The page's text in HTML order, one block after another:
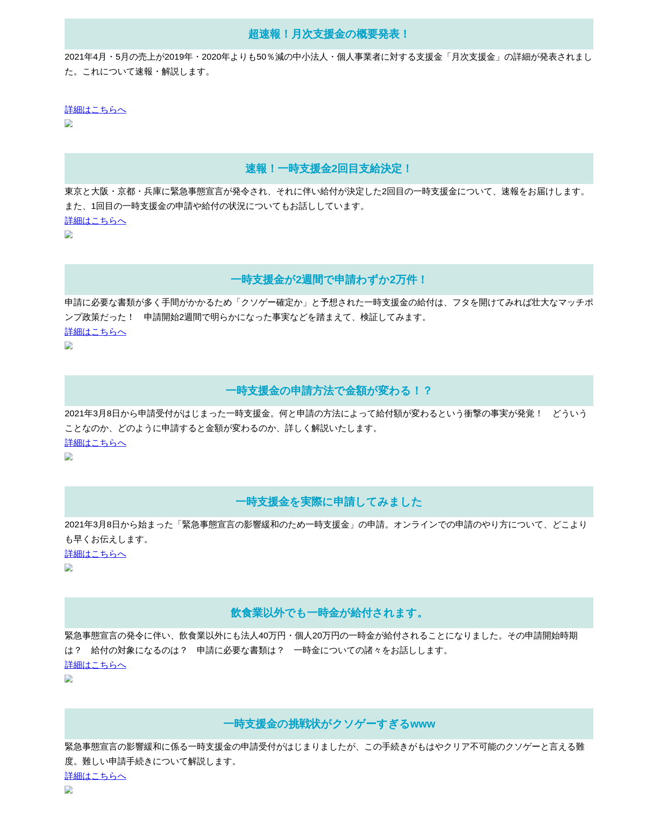
超速報！月次支援金の概要発表！
2021年4月・5月の売上が2019年・2020年よりも50％減の中小法人・個人事業者に対する支援金「月次支援金」の詳細が発表されまし
た。これについて速報・解説します。
詳細はこちらへ
速報！一時支援金2回目支給決定！
東京と大阪・京都・兵庫に緊急事態宣言が発令され、それに伴い給付が決定した2回目の一時支援金について、速報をお届けします。
また、1回目の一時支援金の申請や給付の状況についてもお話ししています。
詳細はこちらへ
一時支援金が2週間で申請わずか2万件！
申請に必要な書類が多く手間がかかるため「クソゲー確定か」と予想された一時支援金の給付は、フタを開けてみれば壮大なマッチポ
ンプ政策だった！ 申請開始2週間で明らかになった事実などを踏まえて、検証してみます。
詳細はこちらへ
一時支援金の申請方法で金額が変わる！？
2021年3月8日から申請受付がはじまった一時支援金。何と申請の方法によって給付額が変わるという衝撃の事実が発覚！ どういう
ことなのか、どのように申請すると金額が変わるのか、詳しく解説いたします。
詳細はこちらへ
一時支援金を実際に申請してみました
2021年3月8日から始まった「緊急事態宣言の影響緩和のため一時支援金」の申請。オンラインでの申請のやり方について、どこより
も早くお伝えします。
詳細はこちらへ
飲食業以外でも一時金が給付されます。
緊急事態宣言の発令に伴い、飲食業以外にも法人40万円・個人20万円の一時金が給付されることになりました。その申請開始時期
は？ 給付の対象になるのは？ 申請に必要な書類は？ 一時金についての諸々をお話しします。
詳細はこちらへ
一時支援金の挑戦状がクソゲーすぎるwww
緊急事態宣言の影響緩和に係る一時支援金の申請受付がはじまりましたが、この手続きがもはやクリア不可能のクソゲーと言える難
度。難しい申請手続きについて解説します。
詳細はこちらへ